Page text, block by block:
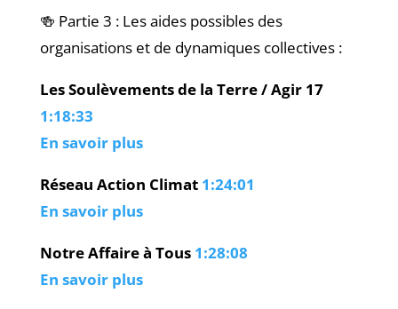
🍻 Partie 3 : Les aides possibles des
organisations et de dynamiques collectives :
Les Soulèvements de la Terre / Agir 17
1:18:33
En savoir plus
Réseau Action Climat 1:24:01
En savoir plus
Notre Affaire à Tous 1:28:08
En savoir plus